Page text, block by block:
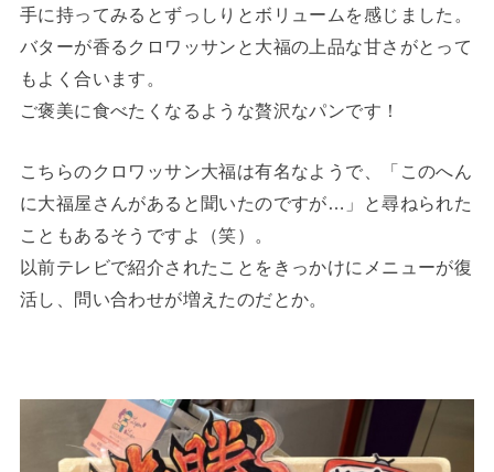
手に持ってみるとずっしりとボリュームを感じました。
バターが香るクロワッサンと大福の上品な甘さがとって
もよく合います。
ご褒美に食べたくなるような贅沢なパンです！
こちらのクロワッサン大福は有名なようで、「このへん
に大福屋さんがあると聞いたのですが…」と尋ねられた
こともあるそうですよ（笑）。
以前テレビで紹介されたことをきっかけにメニューが復
活し、問い合わせが増えたのだとか。